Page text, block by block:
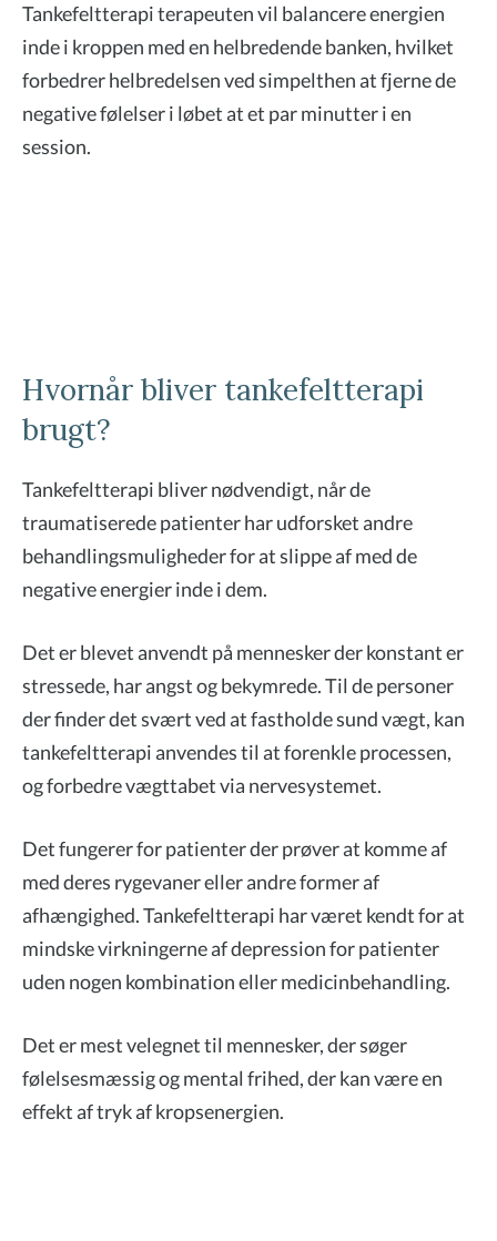
Tankefeltterapi terapeuten vil balancere energien
inde i kroppen med en helbredende banken, hvilket
forbedrer helbredelsen ved simpelthen at fjerne de
negative følelser i løbet at et par minutter i en
session.
Hvornår bliver tankefeltterapi
brugt?
Tankefeltterapi bliver nødvendigt, når de
traumatiserede patienter har udforsket andre
behandlingsmuligheder for at slippe af med de
negative energier inde i dem.
Det er blevet anvendt på mennesker der konstant er
stressede, har angst og bekymrede. Til de personer
der finder det svært ved at fastholde sund vægt, kan
tankefeltterapi anvendes til at forenkle processen,
og forbedre vægttabet via nervesystemet.
Det fungerer for patienter der prøver at komme af
med deres rygevaner eller andre former af
afhængighed. Tankefeltterapi har været kendt for at
mindske virkningerne af depression for patienter
uden nogen kombination eller medicinbehandling.
Det er mest velegnet til mennesker, der søger
følelsesmæssig og mental frihed, der kan være en
effekt af tryk af kropsenergien.